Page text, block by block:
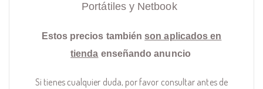
Portátiles y Netbook
Estos precios también son aplicados en
tienda enseñando anuncio
Si tienes cualquier duda, por favor consultar antes de